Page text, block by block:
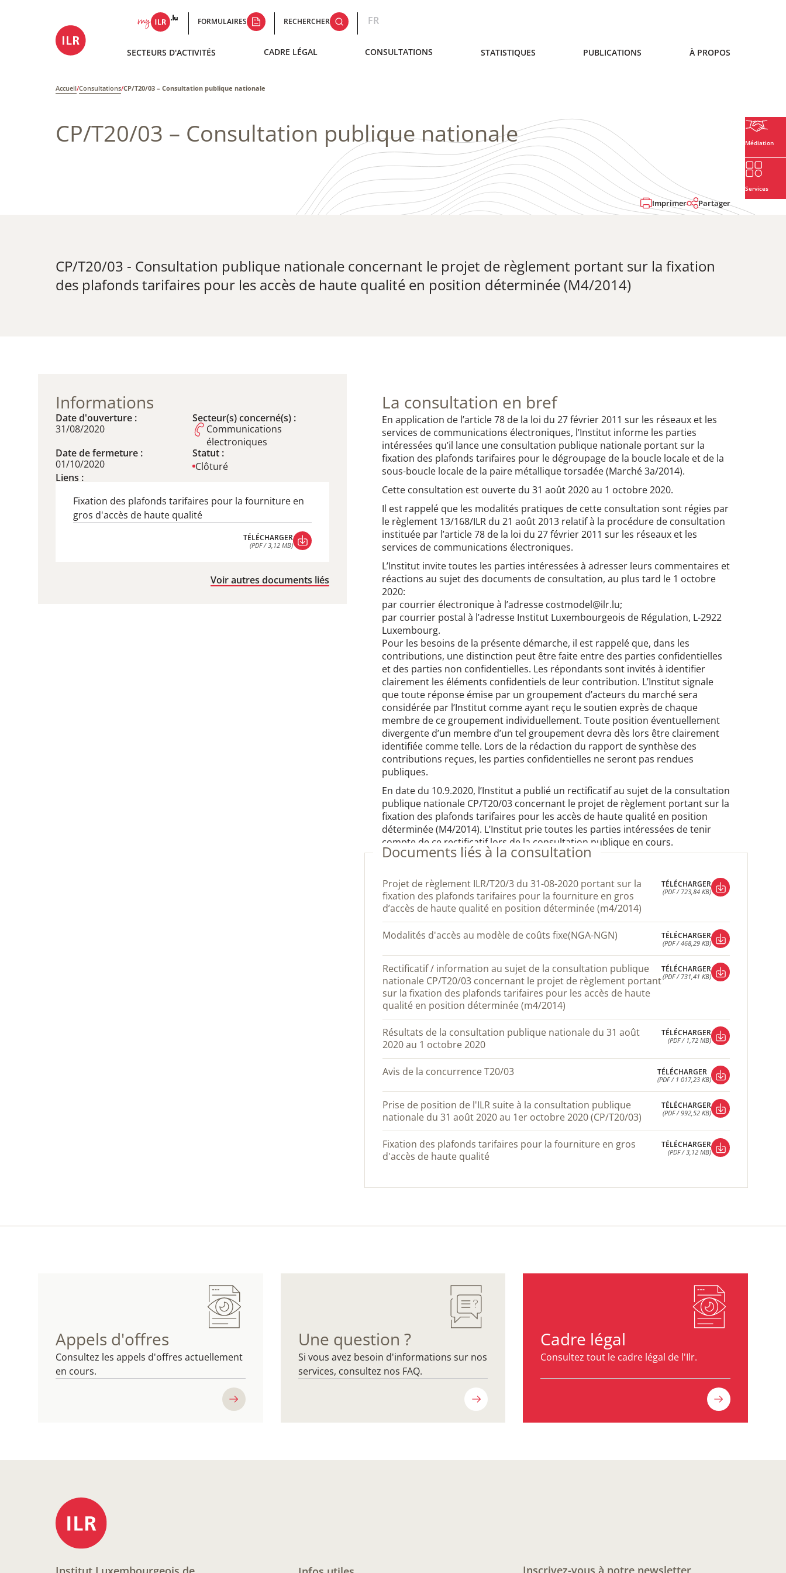
FORMULAIRES RECHERCHER FR
SECTEURS D'ACTIVITÉS CADRE LÉGAL CONSULTATIONS STATISTIQUES PUBLICATIONS À PROPOS
Accueil/Consultations/CP/T20/03 – Consultation publique nationale
Médiation
Services
CP/T20/03 – Consultation publique nationale
Imprimer Partager
CP/T20/03 - Consultation publique nationale concernant le projet de règlement portant sur la fixation
des plafonds tarifaires pour les accès de haute qualité en position déterminée (M4/2014)
Informations
Date d'ouverture :
31/08/2020
Secteur(s) concerné(s) :
Communications
électroniques
Date de fermeture :
01/10/2020
Statut :
Clôturé
Liens :
Fixation des plafonds tarifaires pour la fourniture en
gros d'accès de haute qualité
TÉLÉCHARGER
(PDF / 3,12 MB)
Voir autres documents liés
La consultation en bref
En application de l’article 78 de la loi du 27 février 2011 sur les réseaux et les
services de communications électroniques, l’Institut informe les parties
intéressées qu’il lance une consultation publique nationale portant sur la
fixation des plafonds tarifaires pour le dégroupage de la boucle locale et de la
sous-boucle locale de la paire métallique torsadée (Marché 3a/2014).
Cette consultation est ouverte du 31 août 2020 au 1 octobre 2020.
Il est rappelé que les modalités pratiques de cette consultation sont régies par
le règlement 13/168/ILR du 21 août 2013 relatif à la procédure de consultation
instituée par l’article 78 de la loi du 27 février 2011 sur les réseaux et les
services de communications électroniques.
L’Institut invite toutes les parties intéressées à adresser leurs commentaires et
réactions au sujet des documents de consultation, au plus tard le 1 octobre
2020:
par courrier électronique à l’adresse costmodel@ilr.lu;
par courrier postal à l’adresse Institut Luxembourgeois de Régulation, L-2922
Luxembourg.
Pour les besoins de la présente démarche, il est rappelé que, dans les
contributions, une distinction peut être faite entre des parties confidentielles
et des parties non confidentielles. Les répondants sont invités à identifier
clairement les éléments confidentiels de leur contribution. L’Institut signale
que toute réponse émise par un groupement d’acteurs du marché sera
considérée par l’Institut comme ayant reçu le soutien exprès de chaque
membre de ce groupement individuellement. Toute position éventuellement
divergente d’un membre d’un tel groupement devra dès lors être clairement
identifiée comme telle. Lors de la rédaction du rapport de synthèse des
contributions reçues, les parties confidentielles ne seront pas rendues
publiques.
En date du 10.9.2020, l’Institut a publié un rectificatif au sujet de la consultation
publique nationale CP/T20/03 concernant le projet de règlement portant sur la
fixation des plafonds tarifaires pour les accès de haute qualité en position
déterminée (M4/2014). L’Institut prie toutes les parties intéressées de tenir
compte de ce rectificatif lors de la consultation publique en cours.
Documents liés à la consultation
Projet de règlement ILR/T20/3 du 31-08-2020 portant sur la
fixation des plafonds tarifaires pour la fourniture en gros
d’accès de haute qualité en position déterminée (m4/2014)
TÉLÉCHARGER
(PDF / 723,84 KB)
Modalités d'accès au modèle de coûts fixe(NGA-NGN) TÉLÉCHARGER
(PDF / 468,29 KB)
TÉLÉCHARGER
Rectificatif / information au sujet de la consultation publique
nationale CP/T20/03 concernant le projet de règlement portant
sur la fixation des plafonds tarifaires pour les accès de haute
qualité en position déterminée (m4/2014)
TÉLÉCHARGER
(PDF / 731,41 KB)
Résultats de la consultation publique nationale du 31 août
2020 au 1 octobre 2020
TÉLÉCHARGER
(PDF / 1,72 MB)
(PDF / 1,72 MB)
Avis de la concurrence T20/03 TÉLÉCHARGER
(PDF / 1 017,23 KB)
TÉLÉCHARGER
Prise de position de l'ILR suite à la consultation publique
nationale du 31 août 2020 au 1er octobre 2020 (CP/T20/03)
TÉLÉCHARGER
(PDF / 992,52 KB)
(PDF / 992,52 KB)
Fixation des plafonds tarifaires pour la fourniture en gros
d'accès de haute qualité
TÉLÉCHARGER
(PDF / 3,12 MB)
Appels d'offres
Consultez les appels d'offres actuellement
en cours.
Une question ?
Si vous avez besoin d'informations sur nos
services, consultez nos FAQ.
Cadre légal
Consultez tout le cadre légal de l'Ilr.
Inscrivez-vous à notre newsletter